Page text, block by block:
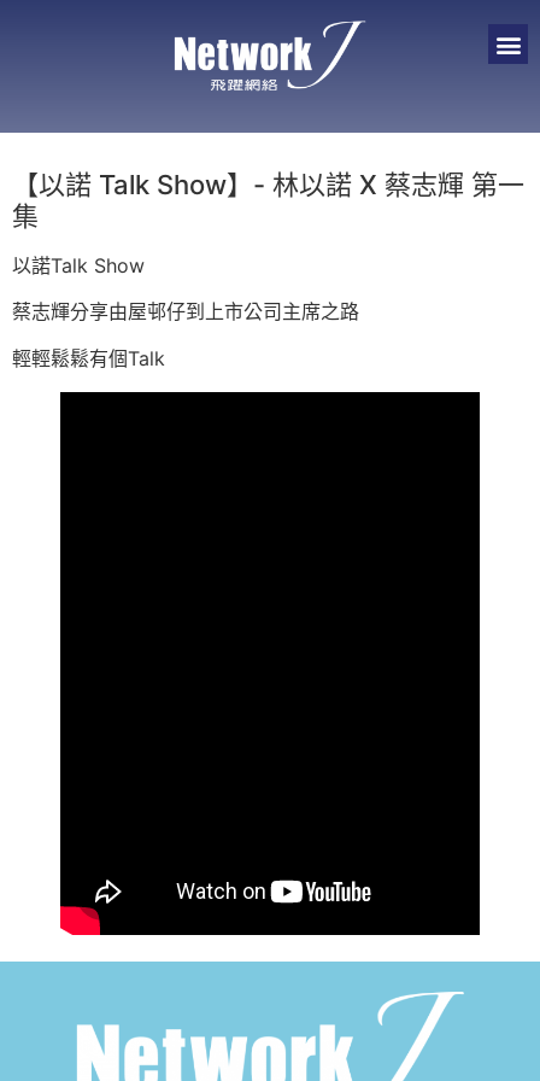
【以諾 Talk Show】- 林以諾 X 蔡志輝 第一
集
以諾Talk Show
蔡志輝分享由屋邨仔到上市公司主席之路
輕輕鬆鬆有個Talk